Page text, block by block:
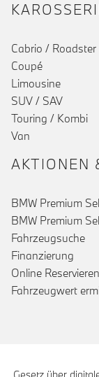
Cabrio / Roadster
Coupé
Limousine
SUV / SAV
Touring / Kombi
Van
AKTIONEN
BMW Premium
BMW Premium
Fahrzeugsuche
Finanzierung
Online Reservieren
Fahrzeugwert